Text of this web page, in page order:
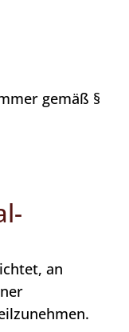
gemäß §
an